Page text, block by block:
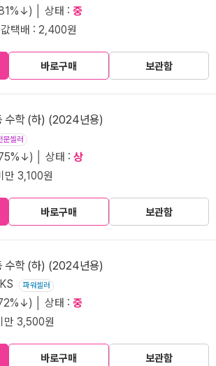
│ 상태 : 중
택배 : 2,400원
바로구매 보관함
수학 (하) (2024년용)
문셀러
│ 상태 : 상
만 3,100원
바로구매 보관함
수학 (하) (2024년용)
파워셀러
│ 상태 : 중
만 3,500원
바로구매 보관함